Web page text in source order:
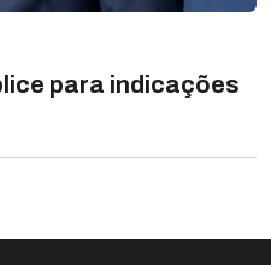
para indicações